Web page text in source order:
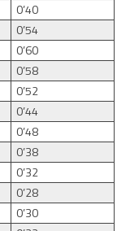
0’40
0’54
0’60
0’58
0’52
0’44
0’48
0’38
0’32
0’28
0’30